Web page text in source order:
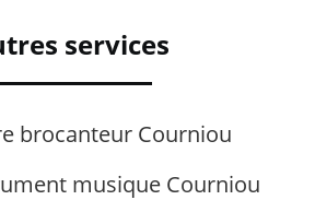
services
brocanteur Courniou
musique Courniou